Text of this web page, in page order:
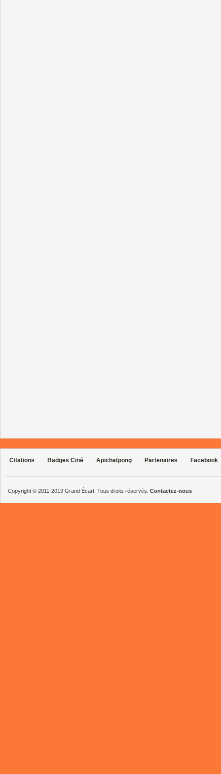
Citations Badges Ciné Apichatpong Partenaires Facebook
Copyright © 2011-2019 Grand Écart. Tous droits réservés. Contactez-nous